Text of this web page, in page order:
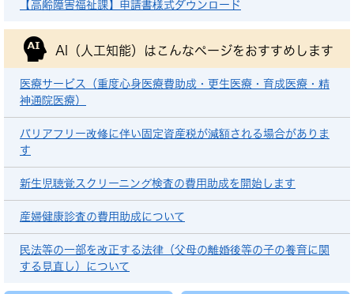
【高齢障害福祉課】申請書様式ダウンロード
AI（人工知能）は こんなページをおすすめします
医療サービス（重度心身医療費助成・更生医療・育成医療・精
神通院医療）
バリアフリー改修に伴い固定資産税が減額される場合がありま
す
新生児聴覚スクリーニング検査の費用助成を開始します
産婦健康診査の費用助成について
民法等の一部を改正する法律（父母の離婚後等の子の養育に関
する見直し）について